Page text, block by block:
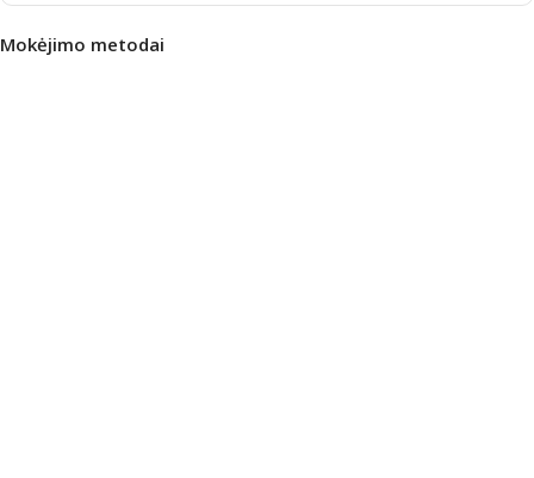
Mokėjimo metodai